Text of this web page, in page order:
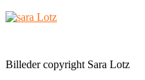
Billeder copyright Sara Lotz